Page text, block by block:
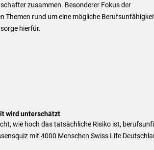
zusammen. Besonderer Fokus der
Themen rund um eine mögliche
hierfür.
wird unterschätzt
wie hoch das tatsächliche Risiko ist,
mit 4000 Menschen Swiss Life